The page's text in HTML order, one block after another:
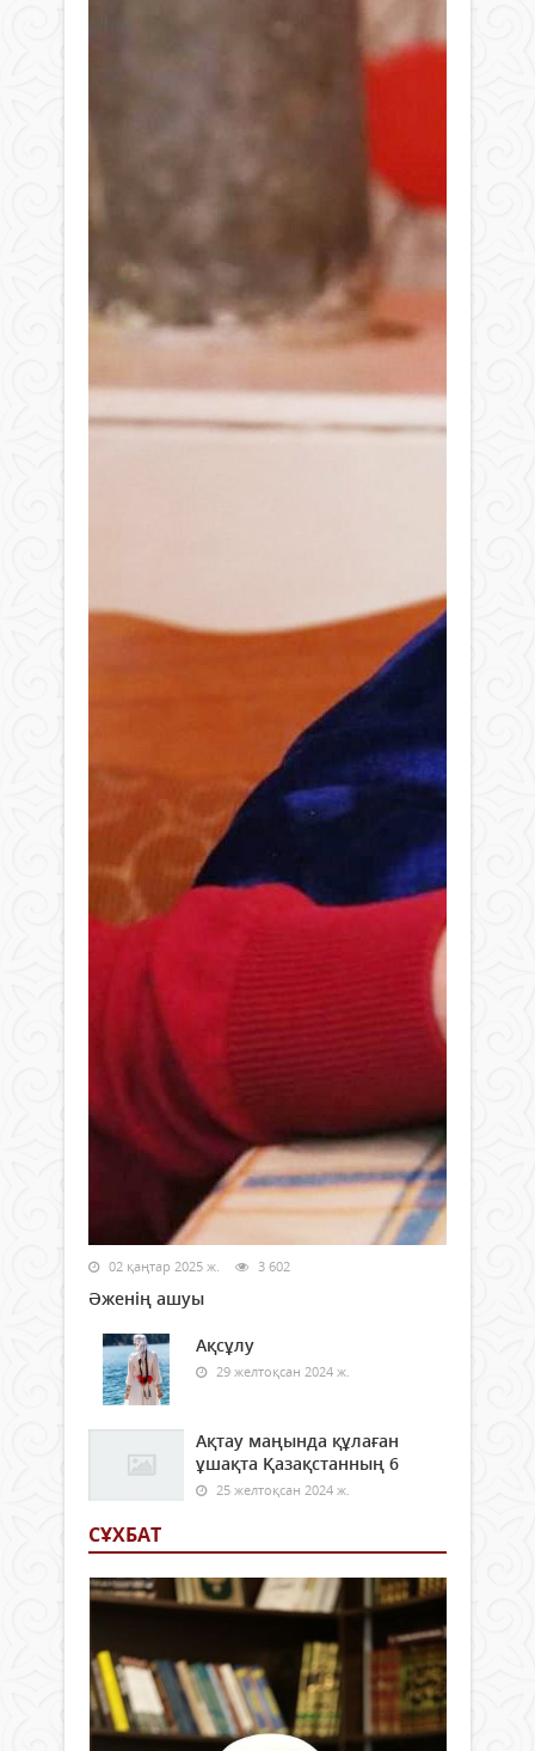
02 қаңтар 2025 ж. 3 602
Әженің ашуы
Ақсұлу
29 желтоқсан 2024 ж.
Ақтау маңында құлаған
ұшақта Қазақстанның 6
25 желтоқсан 2024 ж.
СҰХБАТ